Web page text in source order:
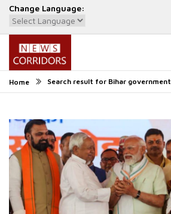
Change Language:
Powered by Translate
Home Search result for Bihar government